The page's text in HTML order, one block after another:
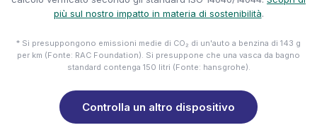
più sul nostro impatto in materia di sostenibilità.
* Si presuppongono emissioni medie di CO₂ di un'auto a benzina di 143 g
per km (Fonte: RAC Foundation). Si presuppone che una vasca da bagno
standard contenga 150 litri (Fonte: hansgrohe).
Controlla un altro dispositivo